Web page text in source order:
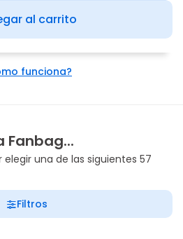
al carrito
funciona?
Fanbag...
una de las siguientes 57
Filtros